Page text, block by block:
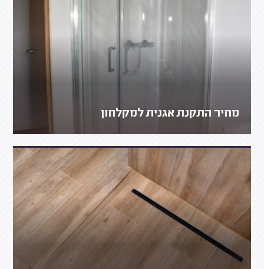
מחיר התקנת אגנית למקלחון